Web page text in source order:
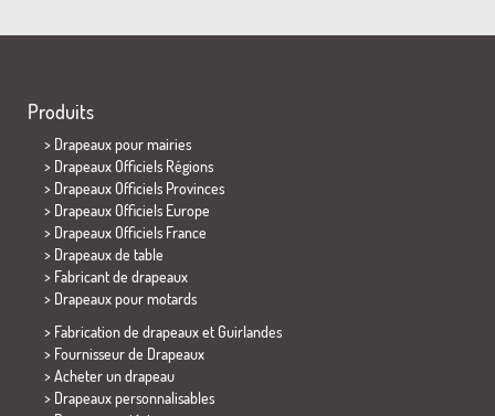
Produits
> Drapeaux pour mairies
> Drapeaux Officiels Régions
> Drapeaux Officiels Provinces
> Drapeaux Officiels Europe
> Drapeaux Officiels France
> Drapeaux de table
> Fabricant de drapeaux
> Drapeaux pour motards
> Fabrication de drapeaux et Guirlandes
> Fournisseur de Drapeaux
> Acheter un drapeau
> Drapeaux personnalisables